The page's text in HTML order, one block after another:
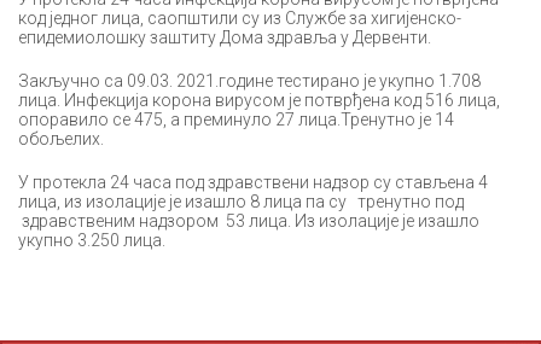
код једног лица, саопштили су из Службе за хигијенско-
епидемиолошку заштиту Дома здравља у Дервенти.
Закључно са 09.03. 2021.године тестирано је укупно 1.708
лица. Инфекција корона вирусом је потврђена код 516 лица,
опоравило се 475, а преминуло 27 лица.Тренутно је 14
обољелих.
У протекла 24 часа под здравствени надзор су стављена 4
лица, из изолације је изашло 8 лица па су тренутно под
здравственим надзором 53 лица. Из изолације је изашло
укупно 3.250 лица.